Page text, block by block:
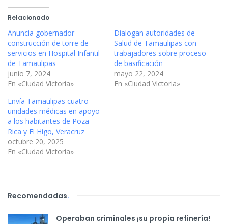
Relacionado
Anuncia gobernador
construcción de torre de
servicios en Hospital Infantil
de Tamaulipas
junio 7, 2024
En «Ciudad Victoria»
Dialogan autoridades de
Salud de Tamaulipas con
trabajadores sobre proceso
de basificación
mayo 22, 2024
En «Ciudad Victoria»
Envía Tamaulipas cuatro
unidades médicas en apoyo
a los habitantes de Poza
Rica y El Higo, Veracruz
octubre 20, 2025
En «Ciudad Victoria»
Recomendadas.
Operaban criminales ¡su propia refinería!